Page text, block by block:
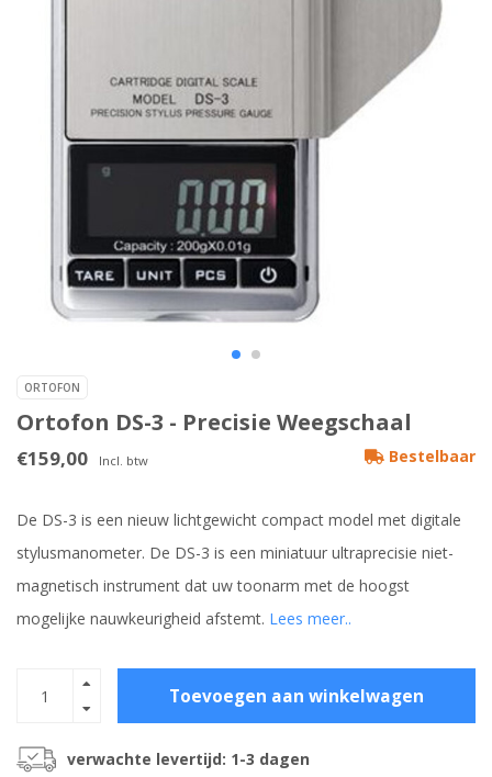
ORTOFON
Ortofon DS-3 - Precisie Weegschaal
€159,00 Incl. btw Bestelbaar
De DS-3 is een nieuw lichtgewicht compact model met digitale
stylusmanometer. De DS-3 is een miniatuur ultraprecisie niet-
magnetisch instrument dat uw toonarm met de hoogst
mogelijke nauwkeurigheid afstemt. Lees meer..
Toevoegen aan winkelwagen
verwachte levertijd: 1-3 dagen